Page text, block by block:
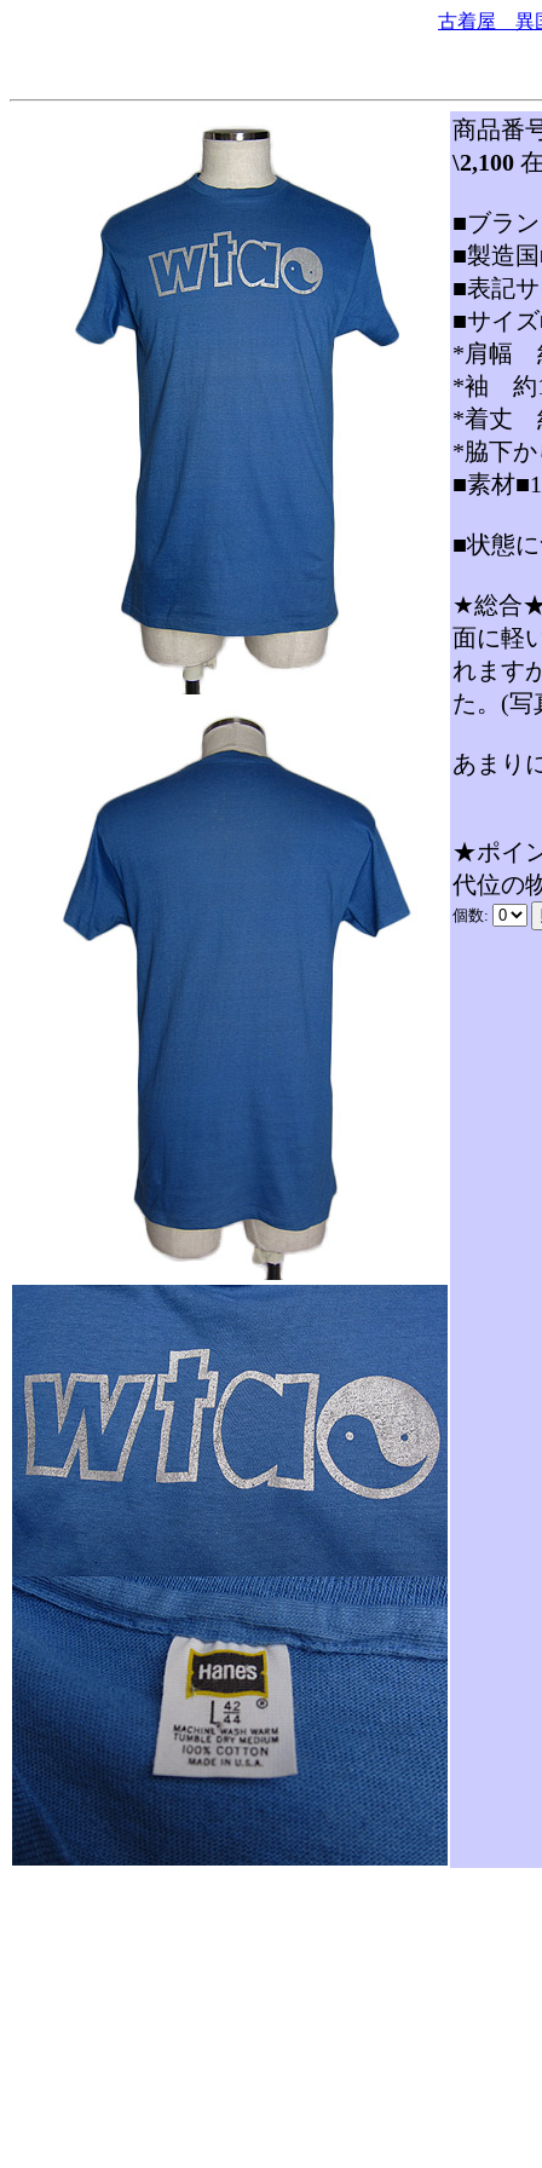
古着屋 異
商品番
\2,100
■ブラ
■製造
■表記
■サイ
*肩幅
*袖 約
*着丈
*脇下
■素材
■状態
★総合★
面に軽
れます
た。(写
あまり
★ポイ
代位の
個数: